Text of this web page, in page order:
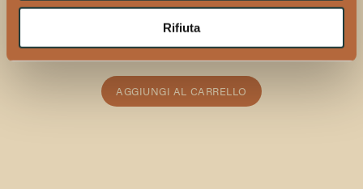
Rifiuta
CAMPARI BITTER
16,00 €
AGGIUNGI AL CARRELLO